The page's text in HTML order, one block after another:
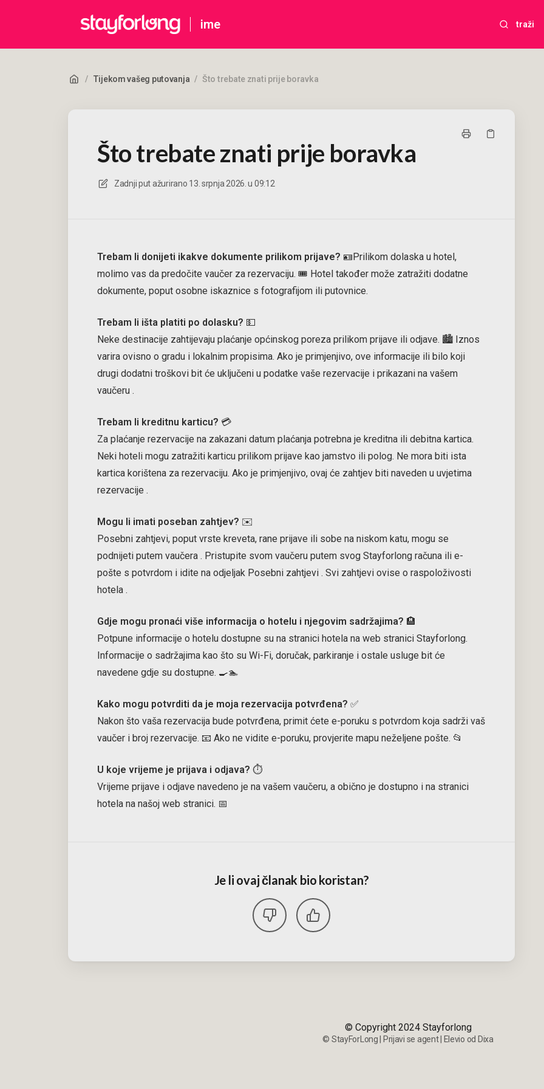
ime traži
/ Tijekom vašeg putovanja / Što trebate znati prije boravka
Što trebate znati prije boravka
Zadnji put ažurirano 13. srpnja 2026. u 09:12
Trebam li donijeti ikakve dokumente prilikom prijave? 🪪Prilikom dolaska u hotel,
molimo vas da predočite vaučer za rezervaciju. 🎟️ Hotel također može zatražiti dodatne
dokumente, poput osobne iskaznice s fotografijom ili putovnice.
Trebam li išta platiti po dolasku? 💵
Neke destinacije zahtijevaju plaćanje općinskog poreza prilikom prijave ili odjave. 🏙️ Iznos
varira ovisno o gradu i lokalnim propisima. Ako je primjenjivo, ove informacije ili bilo koji
drugi dodatni troškovi bit će uključeni u podatke vaše rezervacije i prikazani na vašem
vaučeru .
Trebam li kreditnu karticu? 💳
Za plaćanje rezervacije na zakazani datum plaćanja potrebna je kreditna ili debitna kartica.
Neki hoteli mogu zatražiti karticu prilikom prijave kao jamstvo ili polog. Ne mora biti ista
kartica korištena za rezervaciju. Ako je primjenjivo, ovaj će zahtjev biti naveden u uvjetima
rezervacije .
Mogu li imati poseban zahtjev? ✉️
Posebni zahtjevi, poput vrste kreveta, rane prijave ili sobe na niskom katu, mogu se
podnijeti putem vaučera . Pristupite svom vaučeru putem svog Stayforlong računa ili e-
pošte s potvrdom i idite na odjeljak Posebni zahtjevi . Svi zahtjevi ovise o raspoloživosti
hotela .
Gdje mogu pronaći više informacija o hotelu i njegovim sadržajima? 🏨
Potpune informacije o hotelu dostupne su na stranici hotela na web stranici Stayforlong.
Informacije o sadržajima kao što su Wi-Fi, doručak, parkiranje i ostale usluge bit će
navedene gdje su dostupne. 🍳🏊
Kako mogu potvrditi da je moja rezervacija potvrđena? ✅
Nakon što vaša rezervacija bude potvrđena, primit ćete e-poruku s potvrdom koja sadrži vaš
vaučer i broj rezervacije. 📧 Ako ne vidite e-poruku, provjerite mapu neželjene pošte. 📂
U koje vrijeme je prijava i odjava? ⏱️
Vrijeme prijave i odjave navedeno je na vašem vaučeru, a obično je dostupno i na stranici
hotela na našoj web stranici. 📅
Je li ovaj članak bio koristan?
© Copyright 2024 Stayforlong
© StayForLong Prijavi se agent| Elevio od Dixa